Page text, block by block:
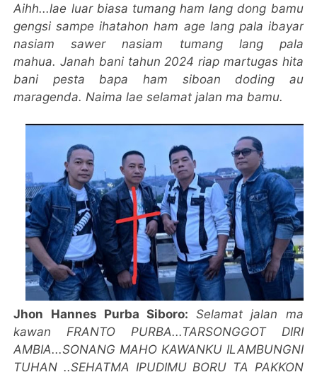
Aihh...lae luar biasa tumang ham lang dong bamu
gengsi sampe ihatahon ham age lang pala ibayar
nasiam sawer nasiam tumang lang pala
mahua.Janah bani tahun 2024 riap martugas hita
bani pesta bapa ham siboan doding au
maragenda. Naima lae selamat jalan ma bamu.
Jhon Hannes Purba Siboro:
Selamat jalan ma
kawan FRANTO PURBA...TARSONGGOT DIRI
AMBIA...SONANG MAHO KAWANKU ILAMBUNGNI
TUHAN ..SEHATMA IPUDIMU BORU TA PAKKON